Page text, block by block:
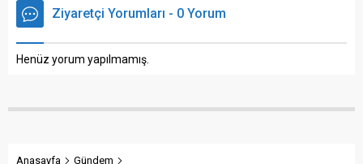
Ziyaretçi Yorumları - 0 Yorum
Henüz yorum yapılmamış.
Anasayfa
Gündem